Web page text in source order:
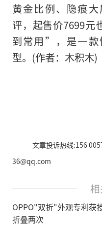
黄金比例、隐痕
评，起售价7699元
到常用”，是一款
型。(作者：木积木)
文章投诉热线:156
36@qq.com
OPPO"双折"外观专利获
折叠两次